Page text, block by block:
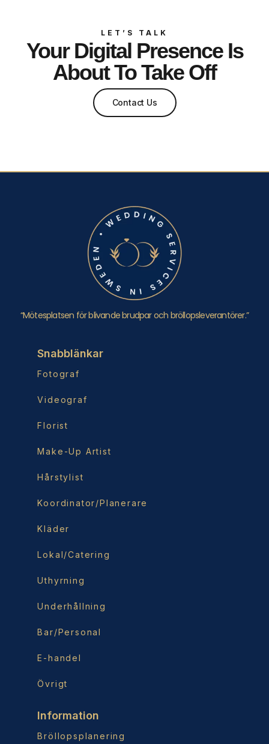
LET’S TALK
Your Digital Presence Is
About To Take Off
Contact Us
“Mötesplatsen för blivande brudpar och bröllopsleverantörer.”
Snabblänkar
Fotograf
Videograf
Florist
Make-Up Artist
Hårstylist
Koordinator/Planerare
Kläder
Lokal/Catering
Uthyrning
Underhållning
Bar/Personal
E-handel
Övrigt
Information
Bröllopsplanering